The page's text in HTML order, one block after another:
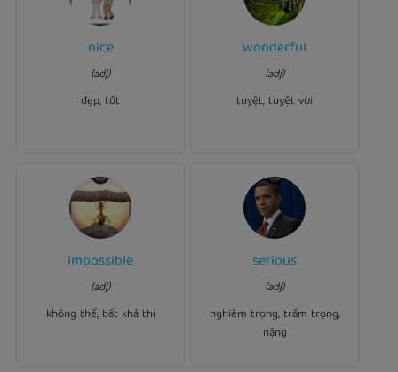
nice
(adj)
đẹp, tốt
Ví dụ:
Her daughter looks very
nice
wonderful
(adj)
tuyệt, tuyệt vời
Ví dụ:
wonderful
impossible
(adj)
không thể, bất khả thi
Ví dụ:
What I hoped would be
impossible
serious
(adj)
nghiêm trọng, trầm trọng,
nặng
Ví dụ:
She has a(n)
serious